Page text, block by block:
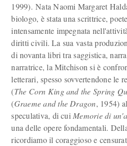
1999). Nata Naomi Margaret
biologo, è stata una scrittrice,
intensamente impegnata
diritti civili. La sua vasta
di novanta libri tra saggistica,
narratrice, la Mitchison si è
letterari, spesso sovvertendone le
(The Corn King and the Spring
(Graeme and the Dragon, 1954)
speculativa, di cui Memorie di
una delle opere fondamentali.
ricordiamo il coraggioso e